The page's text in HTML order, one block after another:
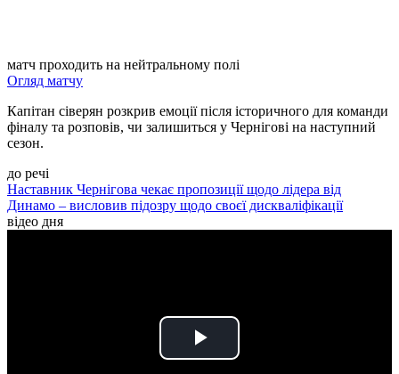
матч проходить на нейтральному полі
Огляд матчу
Капітан сіверян розкрив емоції після історичного для команди
фіналу та розповів, чи залишиться у Чернігові на наступний
сезон.
до речі
Наставник Чернігова чекає пропозиції щодо лідера від
Динамо – висловив підозру щодо своєї дискваліфікації
відео дня
Play